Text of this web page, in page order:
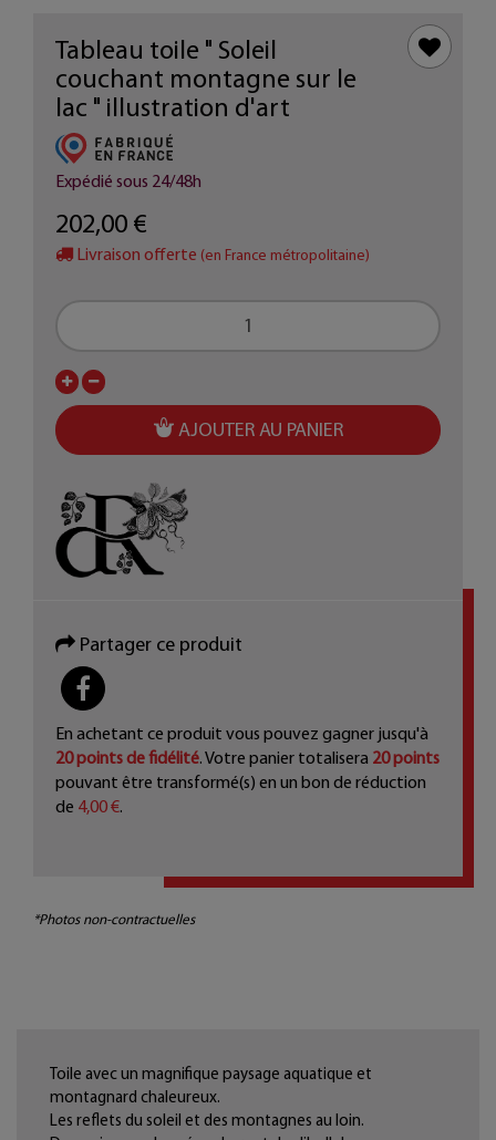
Tableau toile " Soleil
couchant montagne sur le
lac " illustration d'art
Expédié sous 24/48h
202,00 €
Livraison offerte (en France métropolitaine)
AJOUTER AU PANIER
Partager ce produit
PARTAGER
En achetant ce produit vous pouvez gagner jusqu'à
20points de fidélité. Votre panier totalisera 20points
pouvant être transformé(s) en un bon de réduction
de 4,00 €.
*Photos non-contractuelles
Toile avec un magnifique paysage aquatique et
montagnard chaleureux.
Les reflets du soleil et des montagnes au loin.